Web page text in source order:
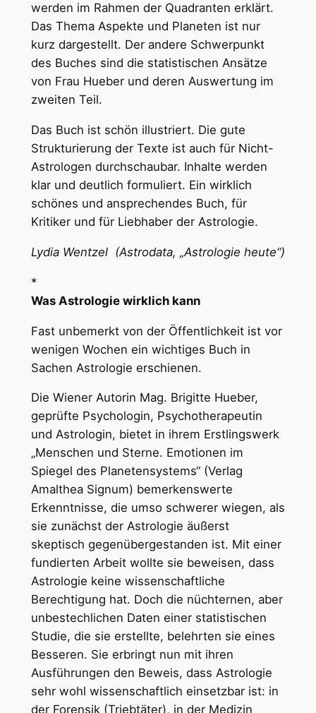
werden im Rahmen der Quadranten erklärt.
Das Thema Aspekte und Planeten ist nur
kurz dargestellt. Der andere Schwerpunkt
des Buches sind die statistischen Ansätze
von Frau Hueber und deren Auswertung im
zweiten Teil.
Das Buch ist schön illustriert. Die gute
Strukturierung der Texte ist auch für Nicht-
Astrologen durchschaubar. Inhalte werden
klar und deutlich formuliert. Ein wirklich
schönes und ansprechendes Buch, für
Kritiker und für Liebhaber der Astrologie.
Lydia Wentzel (Astrodata, „Astrologie heute“)
*
Was Astrologie wirklich kann
Fast unbemerkt von der Öffentlichkeit ist vor
wenigen Wochen ein wichtiges Buch in
Sachen Astrologie erschienen.
Die Wiener Autorin Mag. Brigitte Hueber,
geprüfte Psychologin, Psychotherapeutin
und Astrologin, bietet in ihrem Erstlingswerk
„Menschen und Sterne. Emotionen im
Spiegel des Planetensystems“ (Verlag
Amalthea Signum) bemerkenswerte
Erkenntnisse, die umso schwerer wiegen, als
sie zunächst der Astrologie äußerst
skeptisch gegenübergestanden ist. Mit einer
fundierten Arbeit wollte sie beweisen, dass
Astrologie keine wissenschaftliche
Berechtigung hat. Doch die nüchternen, aber
unbestechlichen Daten einer statistischen
Studie, die sie erstellte, belehrten sie eines
Besseren. Sie erbringt nun mit ihren
Ausführungen den Beweis, dass Astrologie
sehr wohl wissenschaftlich einsetzbar ist: in
der Forensik (Triebtäter), in der Medizin